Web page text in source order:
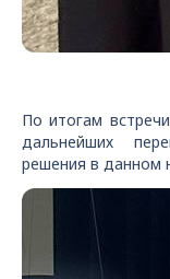
По итогам
дальнейших
решения в данном